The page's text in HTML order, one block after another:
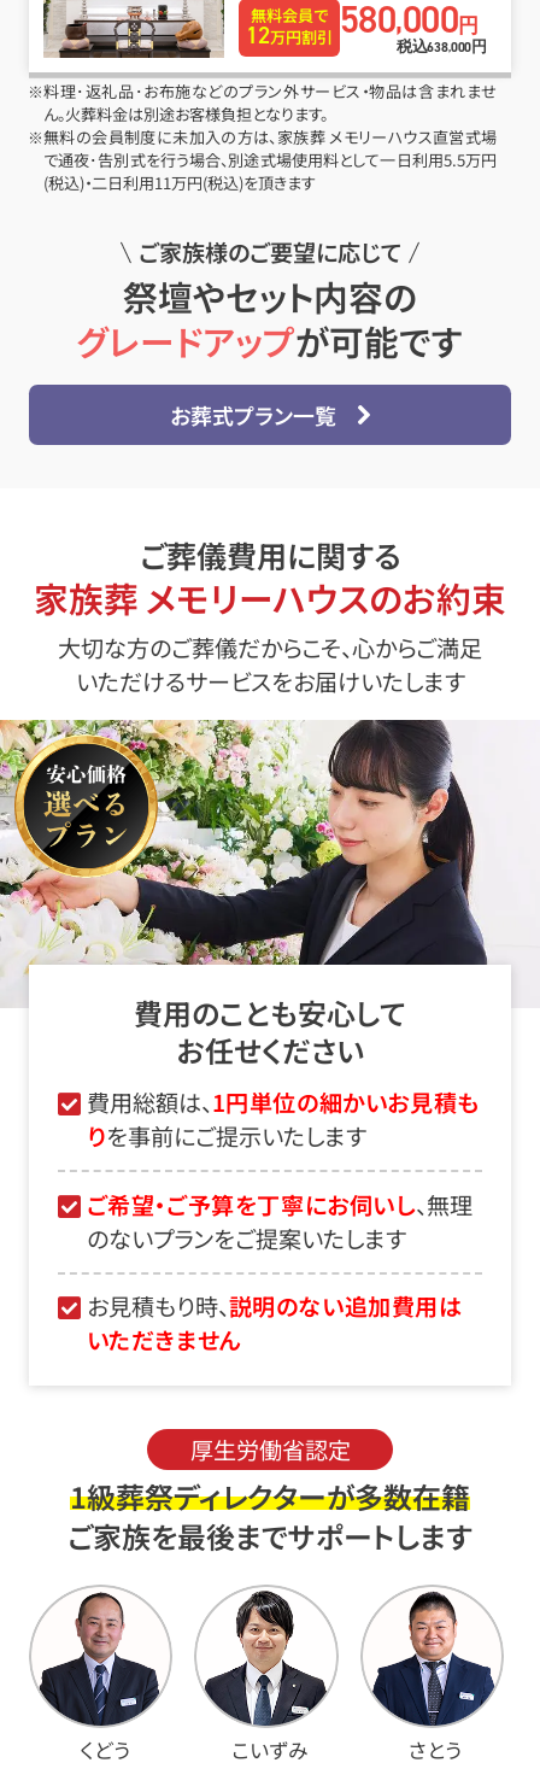
無料会員で
12万円割引 580,000円
税込638,000円
※料理･返礼品･お布施などのプラン外サービス・物品は含まれませ
ん。火葬料金は別途お客様負担となります。
※無料の会員制度に未加入の方は、家族葬 メモリーハウス直営式場
で通夜･告別式を行う場合、別途式場使用料として一日利用5.5万円
(税込)・二日利用11万円(税込)を頂きます
ご家族様のご要望に応じて
祭壇やセット内容の
グレードアップが可能です
お葬式プラン一覧
ご葬儀費用に関する
家族葬 メモリーハウスのお約束
大切な方のご葬儀だからこそ、心からご満足
いただけるサービスをお届けいたします
費用のことも安心して
お任せください
費用総額は、1円単位の細かいお見積も
りを事前にご提示いたします
ご希望・ご予算を丁寧にお伺いし、無理
のないプランをご提案いたします
お見積もり時、説明のない追加費用は
いただきません
厚生労働省認定
1級葬祭ディレクターが多数在籍
ご家族を最後までサポートします
くどう こいずみ さとう